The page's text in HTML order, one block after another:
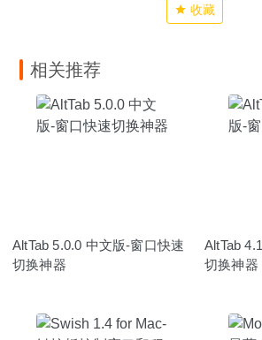
收藏
相关推荐
AltTab 5.0.0 中文版-窗口快速
切换神器
AltTab
切换神器